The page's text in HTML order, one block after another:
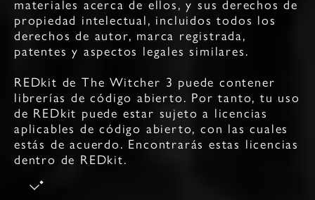
materiales acerca de ellos, y sus derechos de
propiedad intelectual, incluidos todos los
derechos de autor, marca registrada,
patentes y aspectos legales similares.
REDkit de The Witcher 3 puede contener
librerías de código abierto. Por tanto, tu uso
de REDkit puede estar sujeto a licencias
aplicables de código abierto, con las cuales
estás de acuerdo. Encontrarás estas licencias
dentro de REDkit.